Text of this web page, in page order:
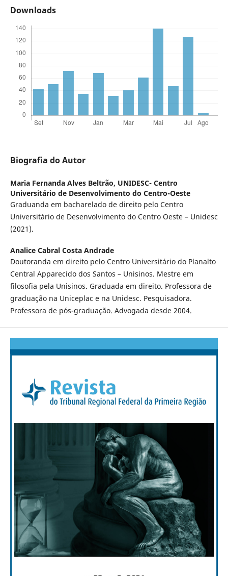
Downloads
Biografia do Autor
Maria Fernanda Alves Beltrão, UNIDESC- Centro
Universitário de Desenvolvimento do Centro-Oeste
Graduanda em bacharelado de direito pelo Centro
Universitário de Desenvolvimento do Centro Oeste – Unidesc
(2021).
Analice Cabral Costa Andrade
Doutoranda em direito pelo Centro Universitário do Planalto
Central Apparecido dos Santos – Unisinos. Mestre em
filosofia pela Unisinos. Graduada em direito. Professora de
graduação na Uniceplac e na Unidesc. Pesquisadora.
Professora de pós-graduação. Advogada desde 2004.